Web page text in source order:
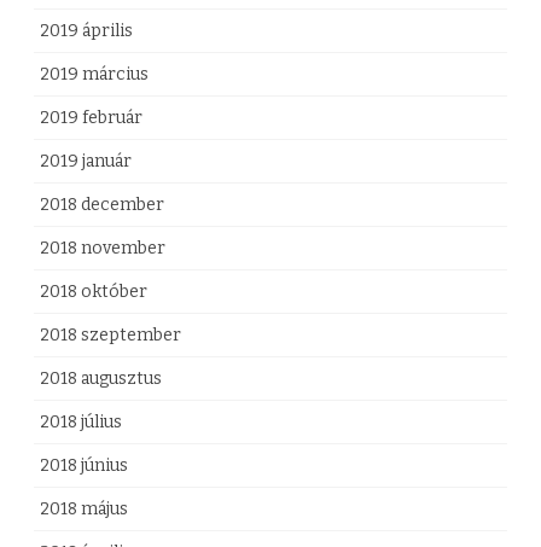
2019 április
2019 március
2019 február
2019 január
2018 december
2018 november
2018 október
2018 szeptember
2018 augusztus
2018 július
2018 június
2018 május